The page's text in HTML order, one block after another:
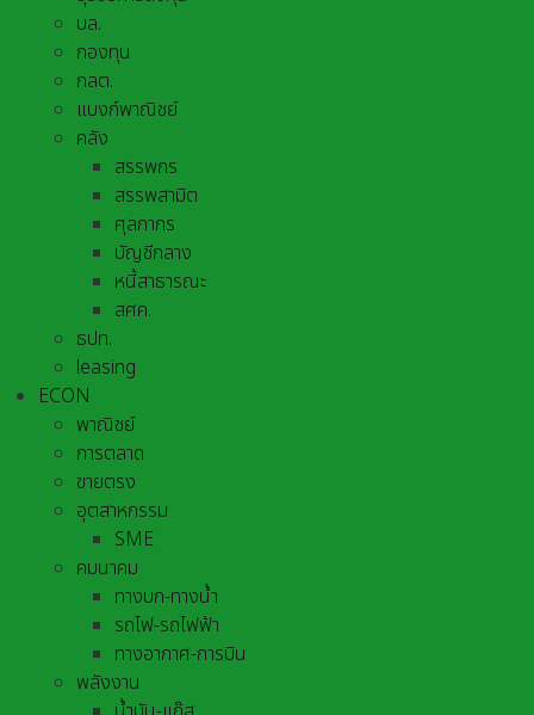
บล.
กองทุน
กลต.
แบงก์พาณิชย์
คลัง
สรรพกร
สรรพสามิต
ศุลกากร
บัญชีกลาง
หนี้สาธารณะ
สศค.
ธปท.
leasing
ECON
พาณิชย์
การตลาด
ขายตรง
อุตสาหกรรม
SME
คมนาคม
ทางบก-ทางน้ำ
รถไฟ-รถไฟฟ้า
ทางอากาศ-การบิน
พลังงาน